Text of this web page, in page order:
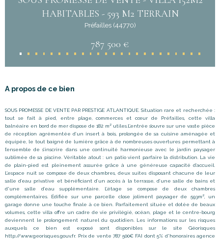
HABITABLES - 593 M2 TERRAIN
Préfailles (44770)
787 500 €
A propos de ce bien
SOUS PROMESSE DE VENTE PAR PRESTIGE ATLANTIQUE. Situation rare et recherchée :
tout se fait à pied, entre plage, commerces et cœur de Préfailles, cette villa
balnéaire en bord de mer dispose de 182 m² utiles.L’entrée s’ouvre sur une vaste pièce
de réception agrémentée d’un insert à bois, prolongée de sa cuisine aménagée et
équipée, le tout baigné de lumière grâce à de nombreuses ouvertures permettant à
l’ensemble de s’inscrire dans une continuité harmonieuse avec le jardin paysager
sublimée de sa piscine. Véritable atout : un patio vient parfaire la distribution. La vie
de plain-pied est pleinement assurée grâce à une généreuse capacité d’accueil.
L’espace nuit se compose de deux chambres, deux suites disposant chacune de leur
salle d’eau privative et bénéficiant d’un accès à la terrasse, d’une salle de bains et
d'une salle d’eau supplémentaire. L’étage se compose de deux chambres
complémentaires. Édifiée sur une parcelle close joliment paysager de 593m², un
garage donne une touche finale à ce bien. Parfaitement située et dotée de beaux
volumes, cette villa offre un cadre de vie privilégié, océan, plage et le centre-bourg
deviennent le prolongement naturel du quotidien. Les informations sur les risques
auxquels ce bien est exposé sont disponibles sur le site Géorisques
http://www.georisques.gouv.fr. Prix de vente 787 500€ FAI dont 5% d'honoraires agence